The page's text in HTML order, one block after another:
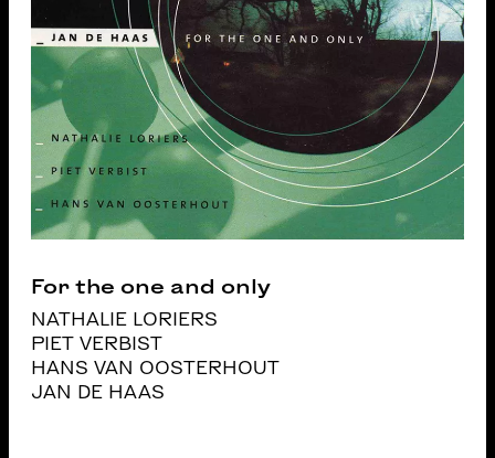
For the one and only
NATHALIE LORIERS
PIET VERBIST
HANS VAN OOSTERHOUT
JAN DE HAAS